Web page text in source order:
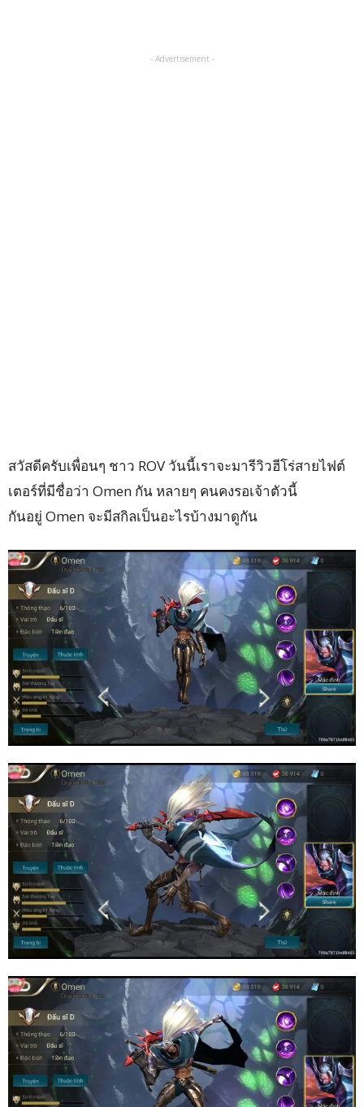
- Advertisement -
สวัสดีครับเพื่อนๆ ชาว ROV วันนี้เราจะมารีวิวฮีโร่สายไฟต์
เตอร์ที่มีชื่อว่า Omen กัน หลายๆ คนคงรอเจ้าตัวนี้
กันอยู่ Omen จะมีสกิลเป็นอะไรบ้างมาดูกัน